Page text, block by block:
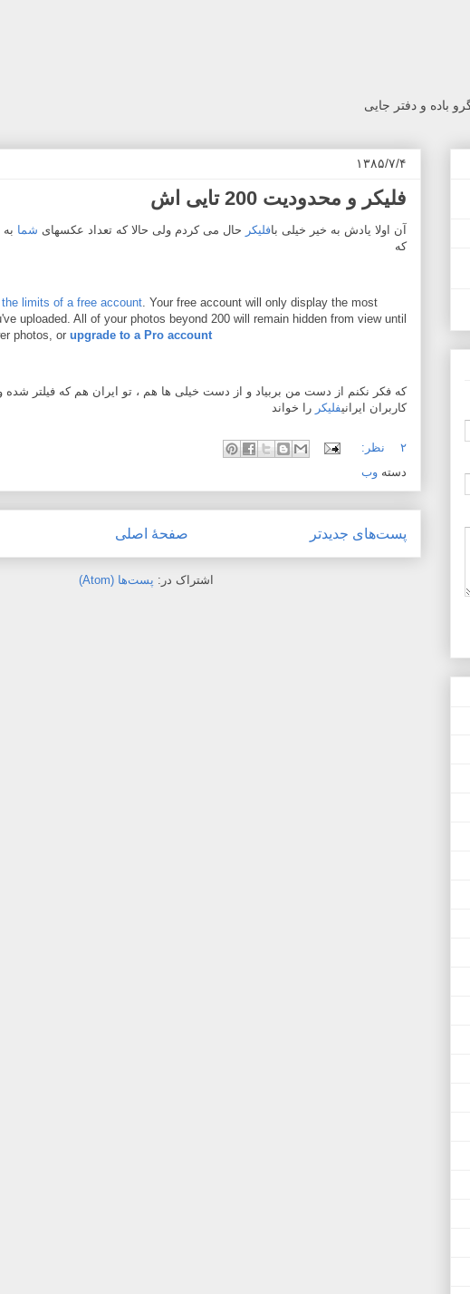
باده و دفتر جایی
۱۳۸۵/۷/۴
فلیکر و محدودیت 200 تایی اش
آن اولا یادش به خیر خیلی بافلیکر حال می کردم ولی حالا که تعداد عکسهای شما
که
the limits of a free account. Your free account will only display the most
uploaded. All of your photos beyond 200 will remain hidden from view until
photos, or upgrade to a Pro account
که فکر نکنم از دست من بربیاد و از دست خیلی ها هم ، تو ایران هم که فیلتر شده
کاربران ایرانیفلیکر را خواند
۲ نظر:
دسته وب
پست‌های جدیدتر صفحهٔ اصلی
اشتراک در: پست‌ها (Atom)